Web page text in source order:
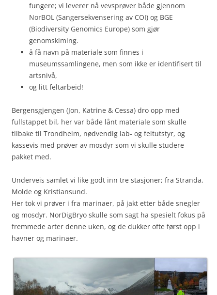
fungere; vi leverer nå vevsprøver både gjennom
NorBOL (Sangersekvensering av COI) og BGE
(Biodiversity Genomics Europe) som gjør
genomskiming.
å få navn på materiale som finnes i
museumssamlingene, men som ikke er identifisert til
artsnivå,
og litt feltarbeid!
Bergensgjengen (Jon, Katrine & Cessa) dro opp med
fullstappet bil, her var både lånt materiale som skulle
tilbake til Trondheim, nødvendig lab- og feltutstyr, og
kassevis med prøver av mosdyr som vi skulle studere
pakket med.
Underveis samlet vi like godt inn tre stasjoner; fra Stranda,
Molde og Kristiansund.
Her tok vi prøver i fra marinaer, på jakt etter både snegler
og mosdyr. NorDigBryo skulle som sagt ha spesielt fokus på
fremmede arter denne uken, og de dukker ofte først opp i
havner og marinaer.